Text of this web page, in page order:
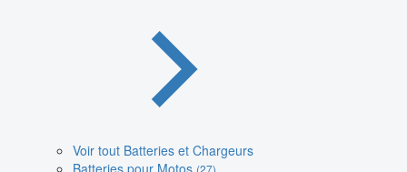
Voir tout Batteries et Chargeurs
Batteries pour Motos (27)